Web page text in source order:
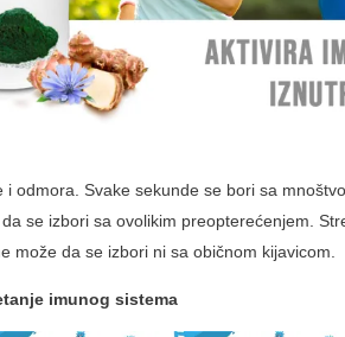
i odmora. Svake sekunde se bori sa
se izbori sa ovolikim preopterećenjem.
može da se izbori ni sa običnom kijavicom.
imunog sistema